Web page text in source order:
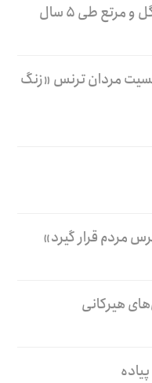
مردان ترنس «زنگ
مردم قرار گیرد»
هیرکانی